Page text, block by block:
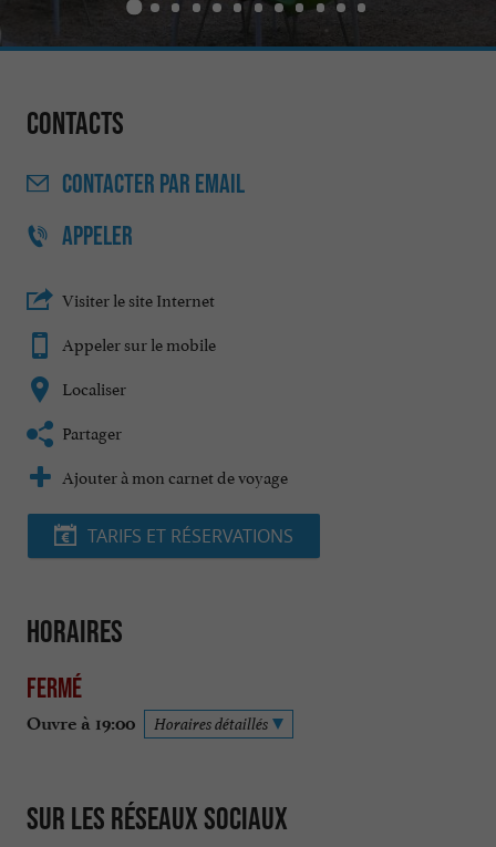
Contacts
CONTACTER PAR EMAIL
APPELER
Visiter le site Internet
Appeler sur le mobile
Localiser
Partager
Ajouter à mon carnet de voyage
TARIFS ET RÉSERVATIONS
Horaires
Fermé
Ouvre à 19:00 Horaires détaillés
Sur les réseaux sociaux